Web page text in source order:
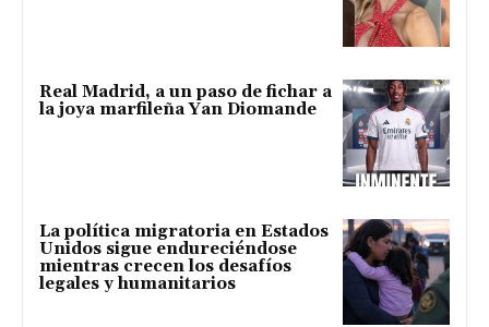
Real Madrid, a un paso de fichar a
la joya marfileña Yan Diomande
La política migratoria en Estados
Unidos sigue endureciéndose
mientras crecen los desafíos
legales y humanitarios